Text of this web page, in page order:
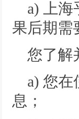
a) 上
果后期需
您了解
a) 您
息；